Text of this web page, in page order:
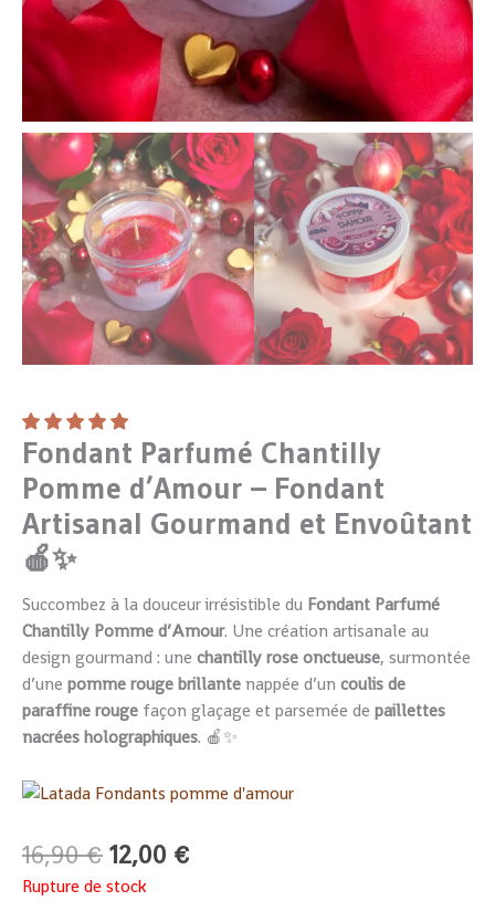
Fondant Parfumé Chantilly
Pomme d’Amour – Fondant
Artisanal Gourmand et Envoûtant
🍎✨
Succombez à la douceur irrésistible du Fondant Parfumé
Chantilly Pomme d’Amour. Une création artisanale au
design gourmand : une chantilly rose onctueuse, surmontée
d’une pomme rouge brillante nappée d’un coulis de
paraffine rouge façon glaçage et parsemée de paillettes
nacrées holographiques. 🍎✨
16,90€ 12,00 €
Rupture de stock